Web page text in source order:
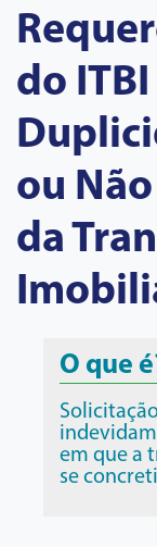
do
ou
da
O que
em que a
se